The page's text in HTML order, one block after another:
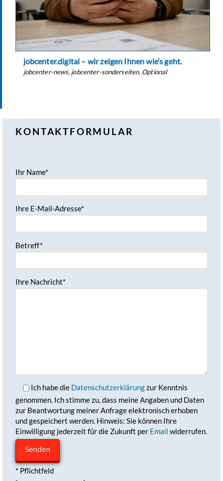
jobcenter.digital – wir zeigen Ihnen wie’s geht.
jobcenter-news, jobcenter-sonderseiten, Optional
KONTAKTFORMULAR
Ihr Name*
Ihre E-Mail-Adresse*
Betreff*
Ihre Nachricht*
Ich habe die Datenschutzerklärungzur Kenntnis
genommen. Ich stimme zu, dass meine Angaben und Daten
zur Beantwortung meiner Anfrage elektronisch erhoben
und gespeichert werden. Hinweis: Sie können Ihre
Einwilligung jederzeit für die Zukunft per Email widerrufen.
* Pflichtfeld